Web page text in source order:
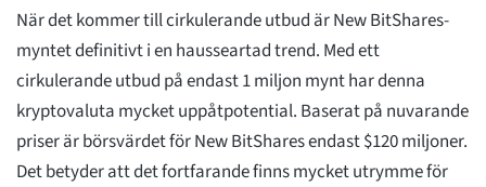
När det kommer till cirkulerande utbud är New BitShares-
myntet definitivt i en hausseartad trend. Med ett
cirkulerande utbud på endast 1 miljon mynt har denna
kryptovaluta mycket uppåtpotential. Baserat på nuvarande
priser är börsvärdet för New BitShares endast $120 miljoner.
Det betyder att det fortfarande finns mycket utrymme för